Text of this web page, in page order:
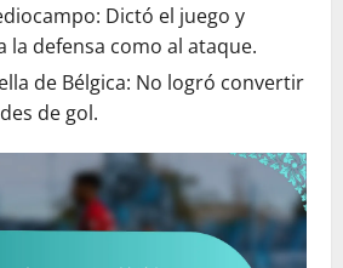
Dictó el juego y
defensa como al ataque.
de Bélgica: No logró convertir
de gol.